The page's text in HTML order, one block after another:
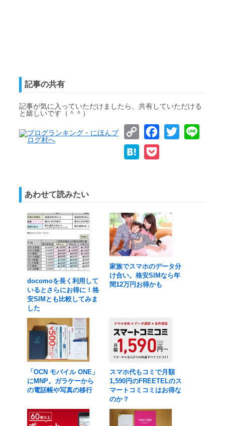
記事の共有
記事が気に入っていただけましたら、共有していただける
と嬉しいです（＾＾）
Copy
Link
Facebook
Twitter
Hatena
あわせて読みたい
docomoを長く利用して
いるとさらにお得に！格
安SIMとも比較してみま
した
家族でスマホのデータ分
け合い。格安SIMなら年
間12万円お得かも
「OCN モバイル ONE」
にMNP。ガラケーから
の電話帳や写真の移行
スマホ代もコミで月額
1,590円のFREETELのス
マートコミコミはお得な
のか？